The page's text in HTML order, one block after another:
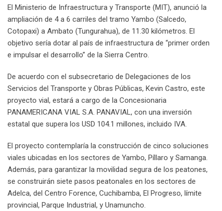
El Ministerio de Infraestructura y Transporte (MIT), anunció la
ampliación de 4 a 6 carriles del tramo Yambo (Salcedo,
Cotopaxi) a Ambato (Tungurahua), de 11.30 kilómetros. El
objetivo sería dotar al país de infraestructura de “primer orden
e impulsar el desarrollo” de la Sierra Centro.
De acuerdo con el subsecretario de Delegaciones de los
Servicios del Transporte y Obras Públicas, Kevin Castro, este
proyecto vial, estará a cargo de la Concesionaria
PANAMERICANA VIAL S.A. PANAVIAL, con una inversión
estatal que supera los USD 104.1 millones, incluido IVA.
El proyecto contemplaría la construcción de cinco soluciones
viales ubicadas en los sectores de Yambo, Píllaro y Samanga.
Además, para garantizar la movilidad segura de los peatones,
se construirán siete pasos peatonales en los sectores de
Adelca, del Centro Forence, Cuchibamba, El Progreso, límite
provincial, Parque Industrial, y Unamuncho.